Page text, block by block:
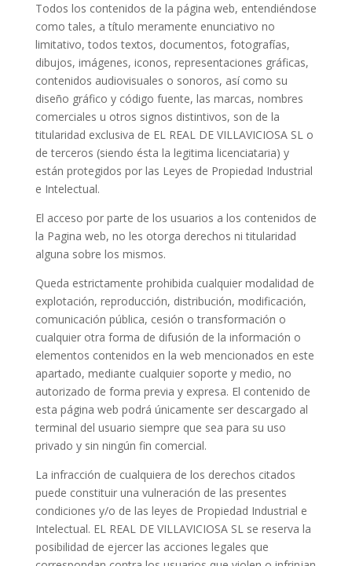
Todos los contenidos de la página web, entendiéndose
como tales, a título meramente enunciativo no
limitativo, todos textos, documentos, fotografías,
dibujos, imágenes, iconos, representaciones gráficas,
contenidos audiovisuales o sonoros, así como su
diseño gráfico y código fuente, las marcas, nombres
comerciales u otros signos distintivos, son de la
titularidad exclusiva de EL REAL DE VILLAVICIOSA SL o
de terceros (siendo ésta la legitima licenciataria) y
están protegidos por las Leyes de Propiedad Industrial
e Intelectual.
El acceso por parte de los usuarios a los contenidos de
la Pagina web, no les otorga derechos ni titularidad
alguna sobre los mismos.
Queda estrictamente prohibida cualquier modalidad de
explotación, reproducción, distribución, modificación,
comunicación pública, cesión o transformación o
cualquier otra forma de difusión de la información o
elementos contenidos en la web mencionados en este
apartado, mediante cualquier soporte y medio, no
autorizado de forma previa y expresa. El contenido de
esta página web podrá únicamente ser descargado al
terminal del usuario siempre que sea para su uso
privado y sin ningún fin comercial.
La infracción de cualquiera de los derechos citados
puede constituir una vulneración de las presentes
condiciones y/o de las leyes de Propiedad Industrial e
Intelectual. EL REAL DE VILLAVICIOSA SL se reserva la
posibilidad de ejercer las acciones legales que